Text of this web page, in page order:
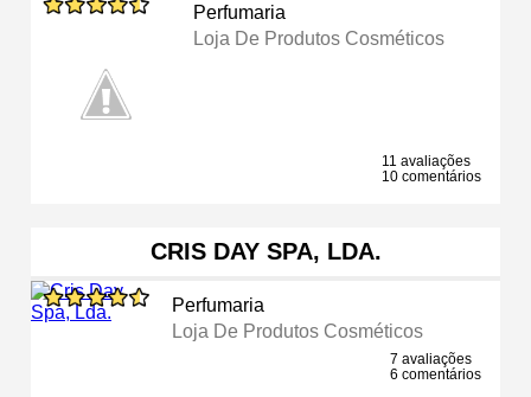
Perfumaria
Loja De Produtos Cosméticos
11 avaliações
10 comentários
CRIS DAY SPA, LDA.
Perfumaria
Loja De Produtos Cosméticos
7 avaliações
6 comentários